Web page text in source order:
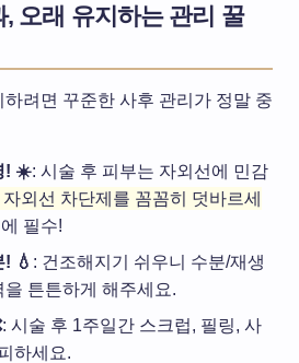
오래 유지하는 관리 꿀
려면 꾸준한 사후 관리가 정말 중
! ☀️: 시술 후 피부는 자외선에 민감
외선 차단제를 꼼꼼히 덧바르세
필수!
💧 : 건조해지기 쉬우니 수분/재생
튼튼하게 해주세요.
: 시술 후 1주일간 스크럽, 필링, 사
하세요.